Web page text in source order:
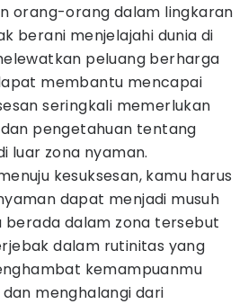
orang-orang dalam lingkaran
berani menjelajahi dunia di
peluang berharga
membantu mencapai
seringkali memerlukan
pengetahuan tentang
luar zona nyaman.
kesuksesan, kamu harus
dapat menjadi musuh
berada dalam zona tersebut
dalam rutinitas yang
kemampuanmu
menghalangi dari